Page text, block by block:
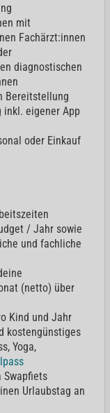
mit
Fachärzt:innen
diagnostischen
Bereitstellung
inkl. eigener App
oder Einkauf
/ Jahr sowie
und fachliche
(netto) über
Kind und Jahr
kostengünstiges
Yoga,
Swapfiets
Urlaubstag an